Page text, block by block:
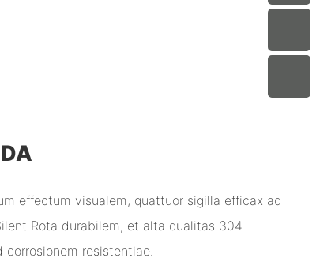
effectum visualem, quattuor sigilla efficax ad
Rota durabilem, et alta qualitas 304
resistentiae.